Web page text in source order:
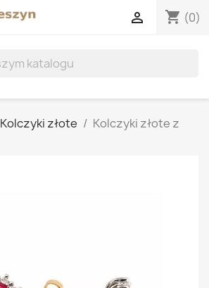
shopping_cart (0)

Kolczyki złote
Kolczyki złote z